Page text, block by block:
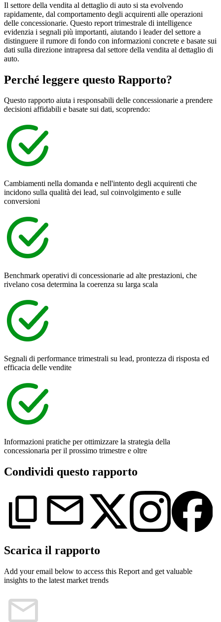
Il settore della vendita al dettaglio di auto si sta evolvendo
rapidamente, dal comportamento degli acquirenti alle operazioni
delle concessionarie. Questo report trimestrale di intelligence
evidenzia i segnali più importanti, aiutando i leader del settore a
distinguere il rumore di fondo con informazioni concrete e basate sui
dati sulla direzione intrapresa dal settore della vendita al dettaglio di
auto.
Perché leggere questo Rapporto?
Questo rapporto aiuta i responsabili delle concessionarie a prendere
decisioni affidabili e basate sui dati, scoprendo:
Cambiamenti nella domanda e nell'intento degli acquirenti che
incidono sulla qualità dei lead, sul coinvolgimento e sulle
conversioni
Benchmark operativi di concessionarie ad alte prestazioni, che
rivelano cosa determina la coerenza su larga scala
Segnali di performance trimestrali su lead, prontezza di risposta ed
efficacia delle vendite
Informazioni pratiche per ottimizzare la strategia della
concessionaria per il prossimo trimestre e oltre
Condividi questo rapporto
Scarica il rapporto
Add your email below to access this Report and get valuable
insights to the latest market trends